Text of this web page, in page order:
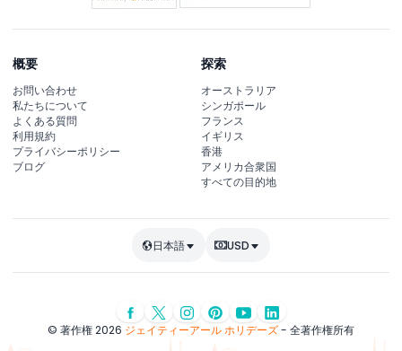
概要
お問い合わせ
私たちについて
よくある質問
利用規約
プライバシーポリシー
ブログ
探索
オーストラリア
シンガポール
フランス
イギリス
香港
アメリカ合衆国
すべての目的地
日本語 USD
© 著作権 2026 ジェイティーアール ホリデーズ- 全著作権所有